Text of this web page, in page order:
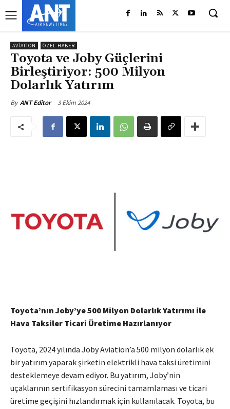
AVIATION ÖZEL HABER
Toyota ve Joby Güçlerini
Birleştiriyor: 500 Milyon
Dolarlık Yatırım
By ANT Editor 3 Ekim 2024
Toyota’nın Joby’ye 500 Milyon Dolarlık Yatırımı ile
Hava Taksiler Ticari Üretime Hazırlanıyor
Toyota, 2024 yılında Joby Aviation’a 500 milyon dolarlık ek
bir yatırım yaparak şirketin elektrikli hava taksi üretimini
desteklemeye devam ediyor. Bu yatırım, Joby’nin
uçaklarının sertifikasyon sürecini tamamlaması ve ticari
üretime geçişini hızlandırmak için kullanılacak. Toyota, bu